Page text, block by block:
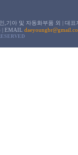
샤프트
TM각나
,기아 및 자동화부품 외 | 대표
| EMAIL